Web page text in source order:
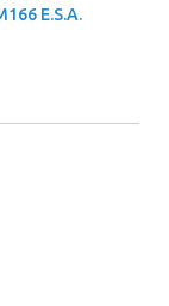
E.S.A.